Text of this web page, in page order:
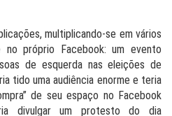
multiplicando-se em vários
próprio Facebook: um evento
de esquerda nas eleições de
tido uma audiência enorme e teria
de seu espaço no Facebook
divulgar um protesto do dia